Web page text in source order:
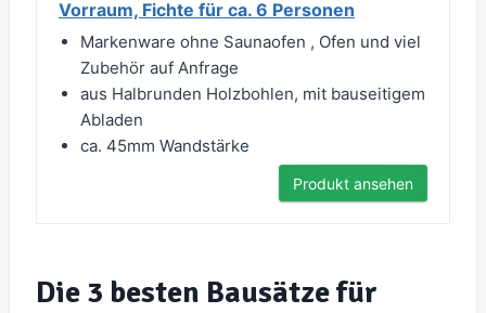
Vorraum, Fichte für ca. 6 Personen
Markenware ohne Saunaofen , Ofen und viel
Zubehör auf Anfrage
aus Halbrunden Holzbohlen, mit bauseitigem
Abladen
ca. 45mm Wandstärke
Produkt ansehen
Die 3 besten Bausätze für